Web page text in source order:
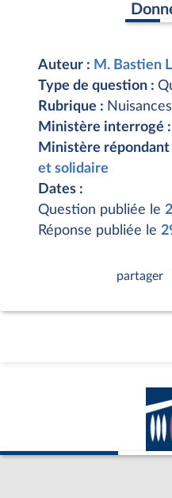
Auteur : M. Bastien
Type de question :
Rubrique : Nuisances
Ministère interrogé :
Ministère répondant
et solidaire
Dates :
Question publiée le
Réponse publiée le
partager